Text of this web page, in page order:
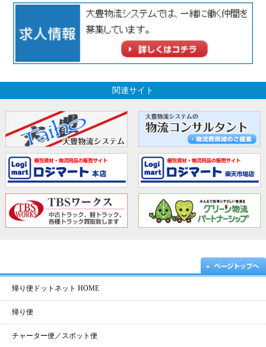
関連サイト
帰り便ドットネット HOME
帰り便
チャーター便／スポット便